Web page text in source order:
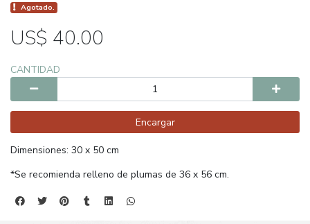
Agotado.
US$ 40.00
CANTIDAD
Encargar
Dimensiones: 30 x 50 cm
*Se recomienda relleno de plumas de 36 x 56 cm.